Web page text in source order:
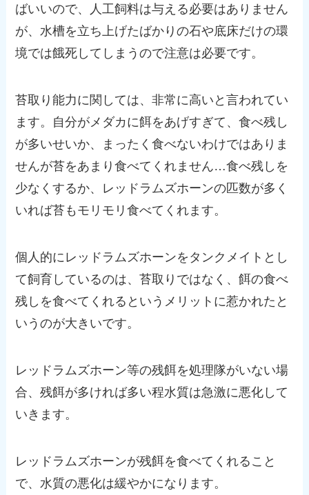
ばいいので、人工飼料は与える必要はありません
が、水槽を立ち上げたばかりの石や底床だけの環
境では餓死してしまうので注意は必要です。
苔取り能力に関しては、非常に高いと言われてい
ます。自分がメダカに餌をあげすぎて、食べ残し
が多いせいか、まったく食べないわけではありま
せんが苔をあまり食べてくれません…食べ残しを
少なくするか、レッドラムズホーンの匹数が多く
いれば苔もモリモリ食べてくれます。
個人的にレッドラムズホーンをタンクメイトとし
て飼育しているのは、苔取りではなく、餌の食べ
残しを食べてくれるというメリットに惹かれたと
いうのが大きいです。
レッドラムズホーン等の残餌を処理隊がいない場
合、残餌が多ければ多い程水質は急激に悪化して
いきます。
レッドラムズホーンが残餌を食べてくれること
で、水質の悪化は緩やかになります。